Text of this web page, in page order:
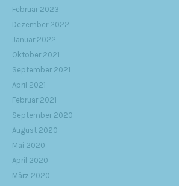
Februar 2023
Dezember 2022
Januar 2022
Oktober 2021
September 2021
April 2021
Februar 2021
September 2020
August 2020
Mai 2020
April 2020
März 2020